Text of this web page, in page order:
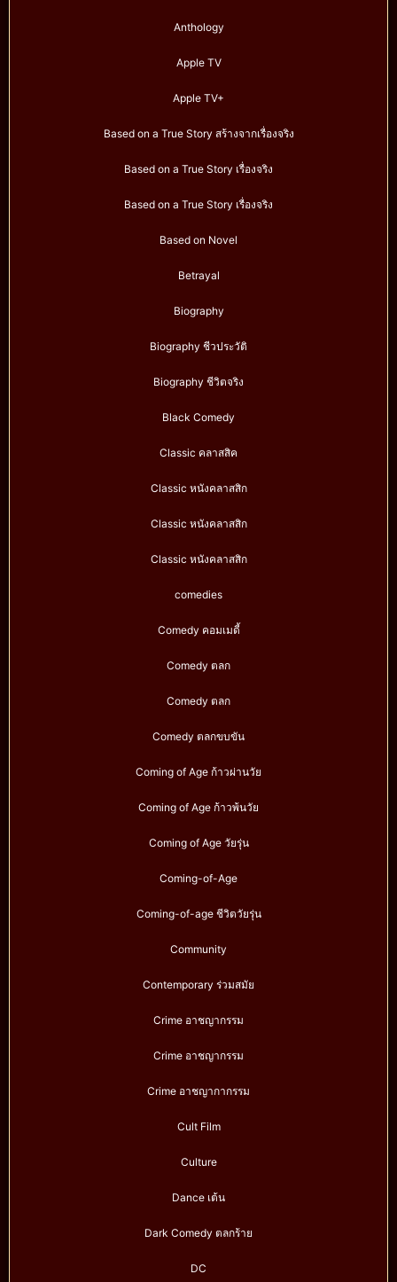
Anthology
Apple TV
Apple TV+
Based on a True Story สร้างจากเรื่องจริง
Based on a True Story เรื่องจริง
Based on a True Story เรื่องจริง
Based on Novel
Betrayal
Biography
Biography ชีวประวัติ
Biography ชีวิตจริง
Black Comedy
Classic คลาสสิค
Classic หนังคลาสสิก
Classic หนังคลาสสิก
Classic หนังคลาสสิก
comedies
Comedy คอมเมดี้
Comedy ตลก
Comedy ตลก
Comedy ตลกขบขัน
Coming of Age ก้าวผ่านวัย
Coming of Age ก้าวพ้นวัย
Coming of Age วัยรุ่น
Coming-of-Age
Coming-of-age ชีวิตวัยรุ่น
Community
Contemporary ร่วมสมัย
Crime อาชญากรรม
Crime อาชญากรรม
Crime อาชญากากรรม
Cult Film
Culture
Dance เต้น
Dark Comedy ตลกร้าย
DC